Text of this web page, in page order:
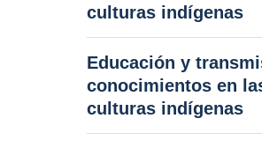
culturas indígenas
Educación y
conocimientos en
culturas indígenas